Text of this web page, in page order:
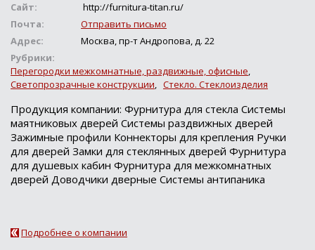
Сайт:
http://furnitura-titan.ru/
Почта:
Отправить письмо
Адрес:
Москва, пр-т Андропова, д. 22
Рубрики:
Перегородки межкомнатные, раздвижные, офисные,
Светопрозрачные конструкции, Стекло. Стеклоизделия
Продукция компании: Фурнитура для стекла Системы
маятниковых дверей Системы раздвижных дверей
Зажимные профили Коннекторы для крепления Ручки
для дверей Замки для стеклянных дверей Фурнитура
для душевых кабин Фурнитура для межкомнатных
дверей Доводчики дверные Системы антипаника
Подробнее о компании